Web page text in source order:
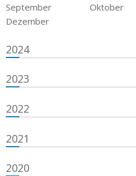
September
Oktober
Dezember
2024
2023
2022
2021
2020